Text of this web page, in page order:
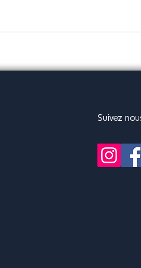
Suivez